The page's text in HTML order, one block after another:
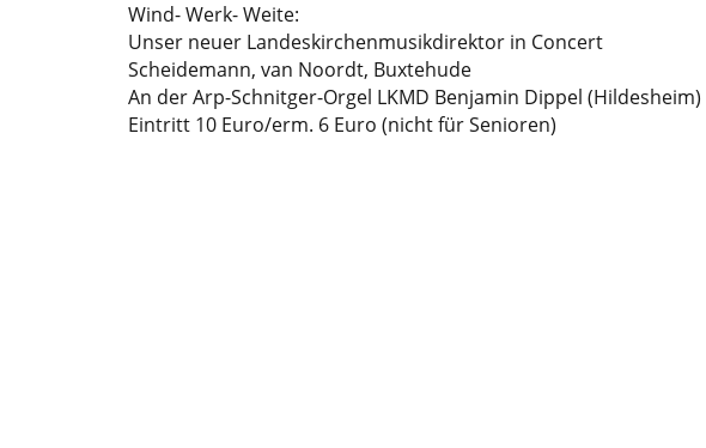
Wind- Werk- Weite:
Unser neuer Landeskirchenmusikdirektor in Concert
Scheidemann, van Noordt, Buxtehude
An der Arp-Schnitger-Orgel LKMD Benjamin Dippel (Hildesheim)
Eintritt 10 Euro/erm. 6 Euro (nicht für Senioren)